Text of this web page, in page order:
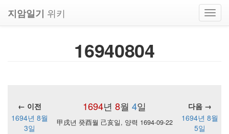
지암일기 위키
16940804
1694년 8월 4일
← 이전
다음 →
1694년 8월
3일
甲戌년 癸酉월 己亥일, 양력 1694-09-22
1694년 8월
5일